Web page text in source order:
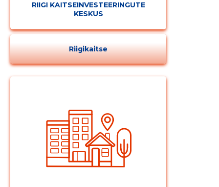
RIIGI KAITSEINVESTEERINGUTE
KESKUS
Riigikaitse
MUUDA